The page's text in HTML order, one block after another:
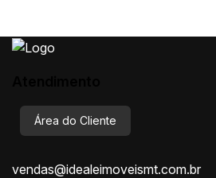
Área do Cliente
vendas@idealeimoveismt.com.br